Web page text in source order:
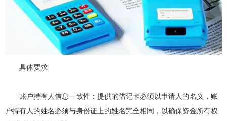
具体要求
账户持有人信息一致性：提供的借记卡必须以申请人的名义，账
户持有人的姓名必须与身份证上的姓名完全相同，以确保资金所有权